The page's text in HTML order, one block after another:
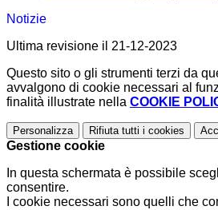
Notizie
Ultima revisione il 21-12-2023
Questo sito o gli strumenti terzi da
avvalgono di cookie necessari al
finalità illustrate nella COOKIE
Personalizza Rifiuta tutti i cookies
Gestione cookie
In questa schermata è possibile
consentire.
I cookie necessari sono quelli che